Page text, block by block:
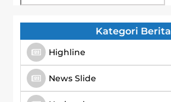
Kategori Berita
Highline
News Slide